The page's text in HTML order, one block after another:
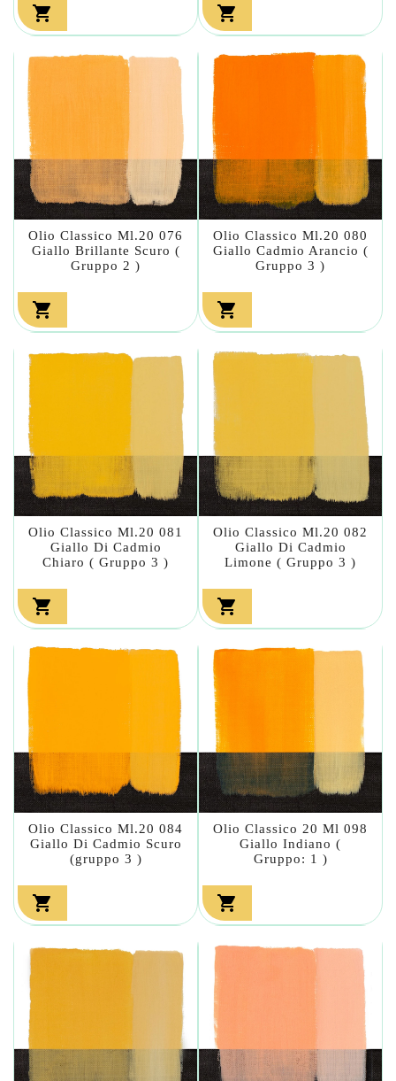
 
Olio Classico Ml.20 076
Giallo Brillante Scuro (
Gruppo 2 )

Olio Classico Ml.20 080
Giallo Cadmio Arancio (
Gruppo 3 )

Olio Classico Ml.20 081
Giallo Di Cadmio
Chiaro ( Gruppo 3 )

Olio Classico Ml.20 082
Giallo Di Cadmio
Limone ( Gruppo 3 )

Olio Classico Ml.20 084
Giallo Di Cadmio Scuro
(gruppo 3 )

Olio Classico 20 Ml 098
Giallo Indiano (
Gruppo: 1 )
